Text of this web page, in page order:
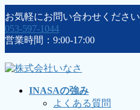
ン
テ
ン
ツ
に
ビ
ゲ
ー
シ
ョ
お気軽にお問い合わせください
053-597-1044
営業時間：9:00-17:00
INASAの強み
よくある質問